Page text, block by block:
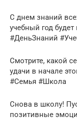
С днем знаний
учебный год
#ДеньЗнаний
Смотрите, какой
удачи в начале
#Семья #Школа
Снова в школу!
позитивные